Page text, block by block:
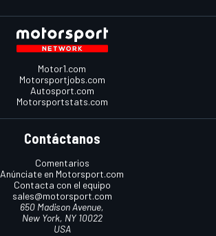
Motor1.com
Motorsportjobs.com
Autosport.com
Motorsportstats.com
Contáctanos
Comentarios
Anúnciate en Motorsport.com
Contacta con el equipo
sales@motorsport.com
650 Madison Avenue,
New York, NY 10022
USA